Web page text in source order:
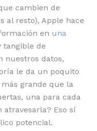
cambien de
al resto), Apple hace
en una
tangible de
nuestros datos,
le da un poquito
grande que la
una para cada
Eso sí
potencial.